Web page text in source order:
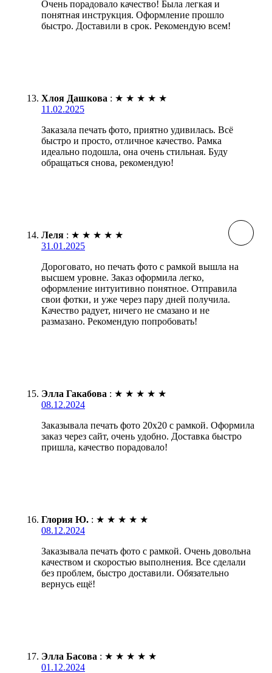
Очень порадовало качество! Была легкая и
понятная инструкция. Оформление прошло
быстро. Доставили в срок. Рекомендую всем!
Хлоя Дашкова : ★ ★ ★ ★ ★
11.02.2025
Заказала печать фото, приятно удивилась. Всё
быстро и просто, отличное качество. Рамка
идеально подошла, она очень стильная. Буду
обращаться снова, рекомендую!
Леля : ★ ★ ★ ★ ★
31.01.2025
Дороговато, но печать фото с рамкой вышла на
высшем уровне. Заказ оформила легко,
оформление интуитивно понятное. Отправила
свои фотки, и уже через пару дней получила.
Качество радует, ничего не смазано и не
размазано. Рекомендую попробовать!
Элла Гакабова : ★ ★ ★ ★ ★
08.12.2024
Заказывала печать фото 20х20 с рамкой. Оформила
заказ через сайт, очень удобно. Доставка быстро
пришла, качество порадовало!
Глория Ю. : ★ ★ ★ ★ ★
08.12.2024
Заказывала печать фото с рамкой. Очень довольна
качеством и скоростью выполнения. Все сделали
без проблем, быстро доставили. Обязательно
вернусь ещё!
Элла Басова : ★ ★ ★ ★ ★
01.12.2024